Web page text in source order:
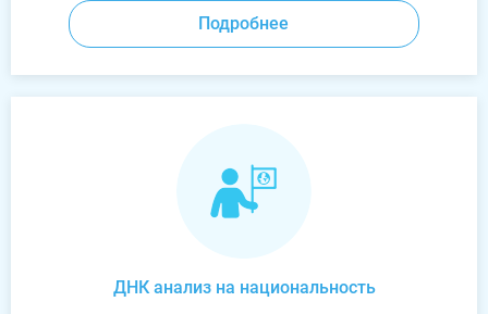
Подробнее
ДНК анализ на национальность